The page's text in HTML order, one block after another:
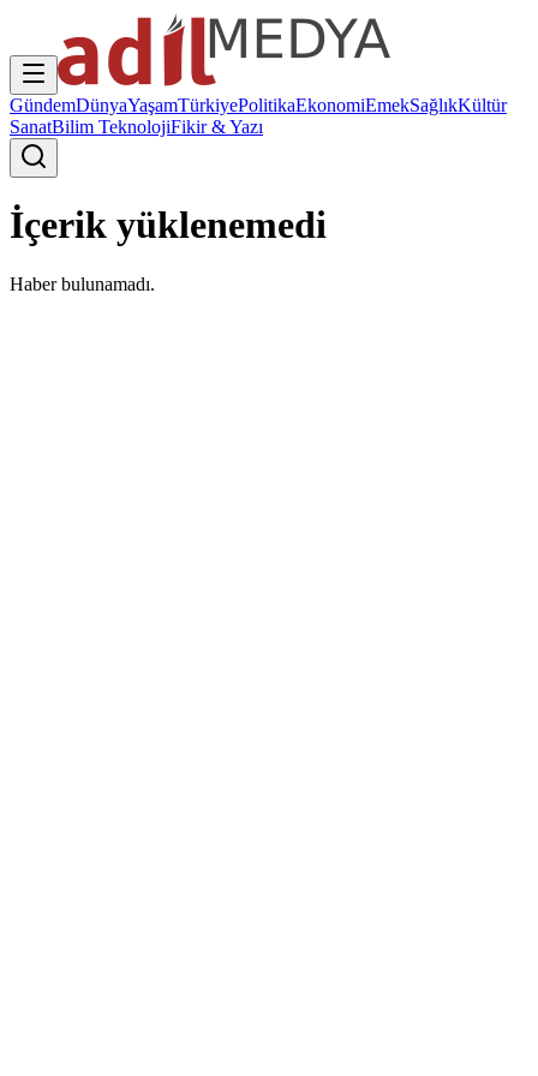
GündemDünyaYaşamTürkiyePolitikaEkonomiEmekSağlıkKültür
SanatBilim TeknolojiFikir & Yazı
İçerik yüklenemedi
Haber bulunamadı.